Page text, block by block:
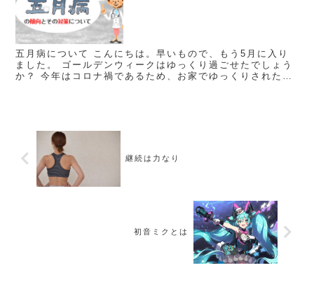
五月病について こんにちは。早いもので、もう5月に入り
ました。 ゴールデンウィークはゆっくり過ごせたでしょう
か？ 今年はコロナ禍であるため、お家でゆっくりされた方
継続は力なり
初音ミクとは